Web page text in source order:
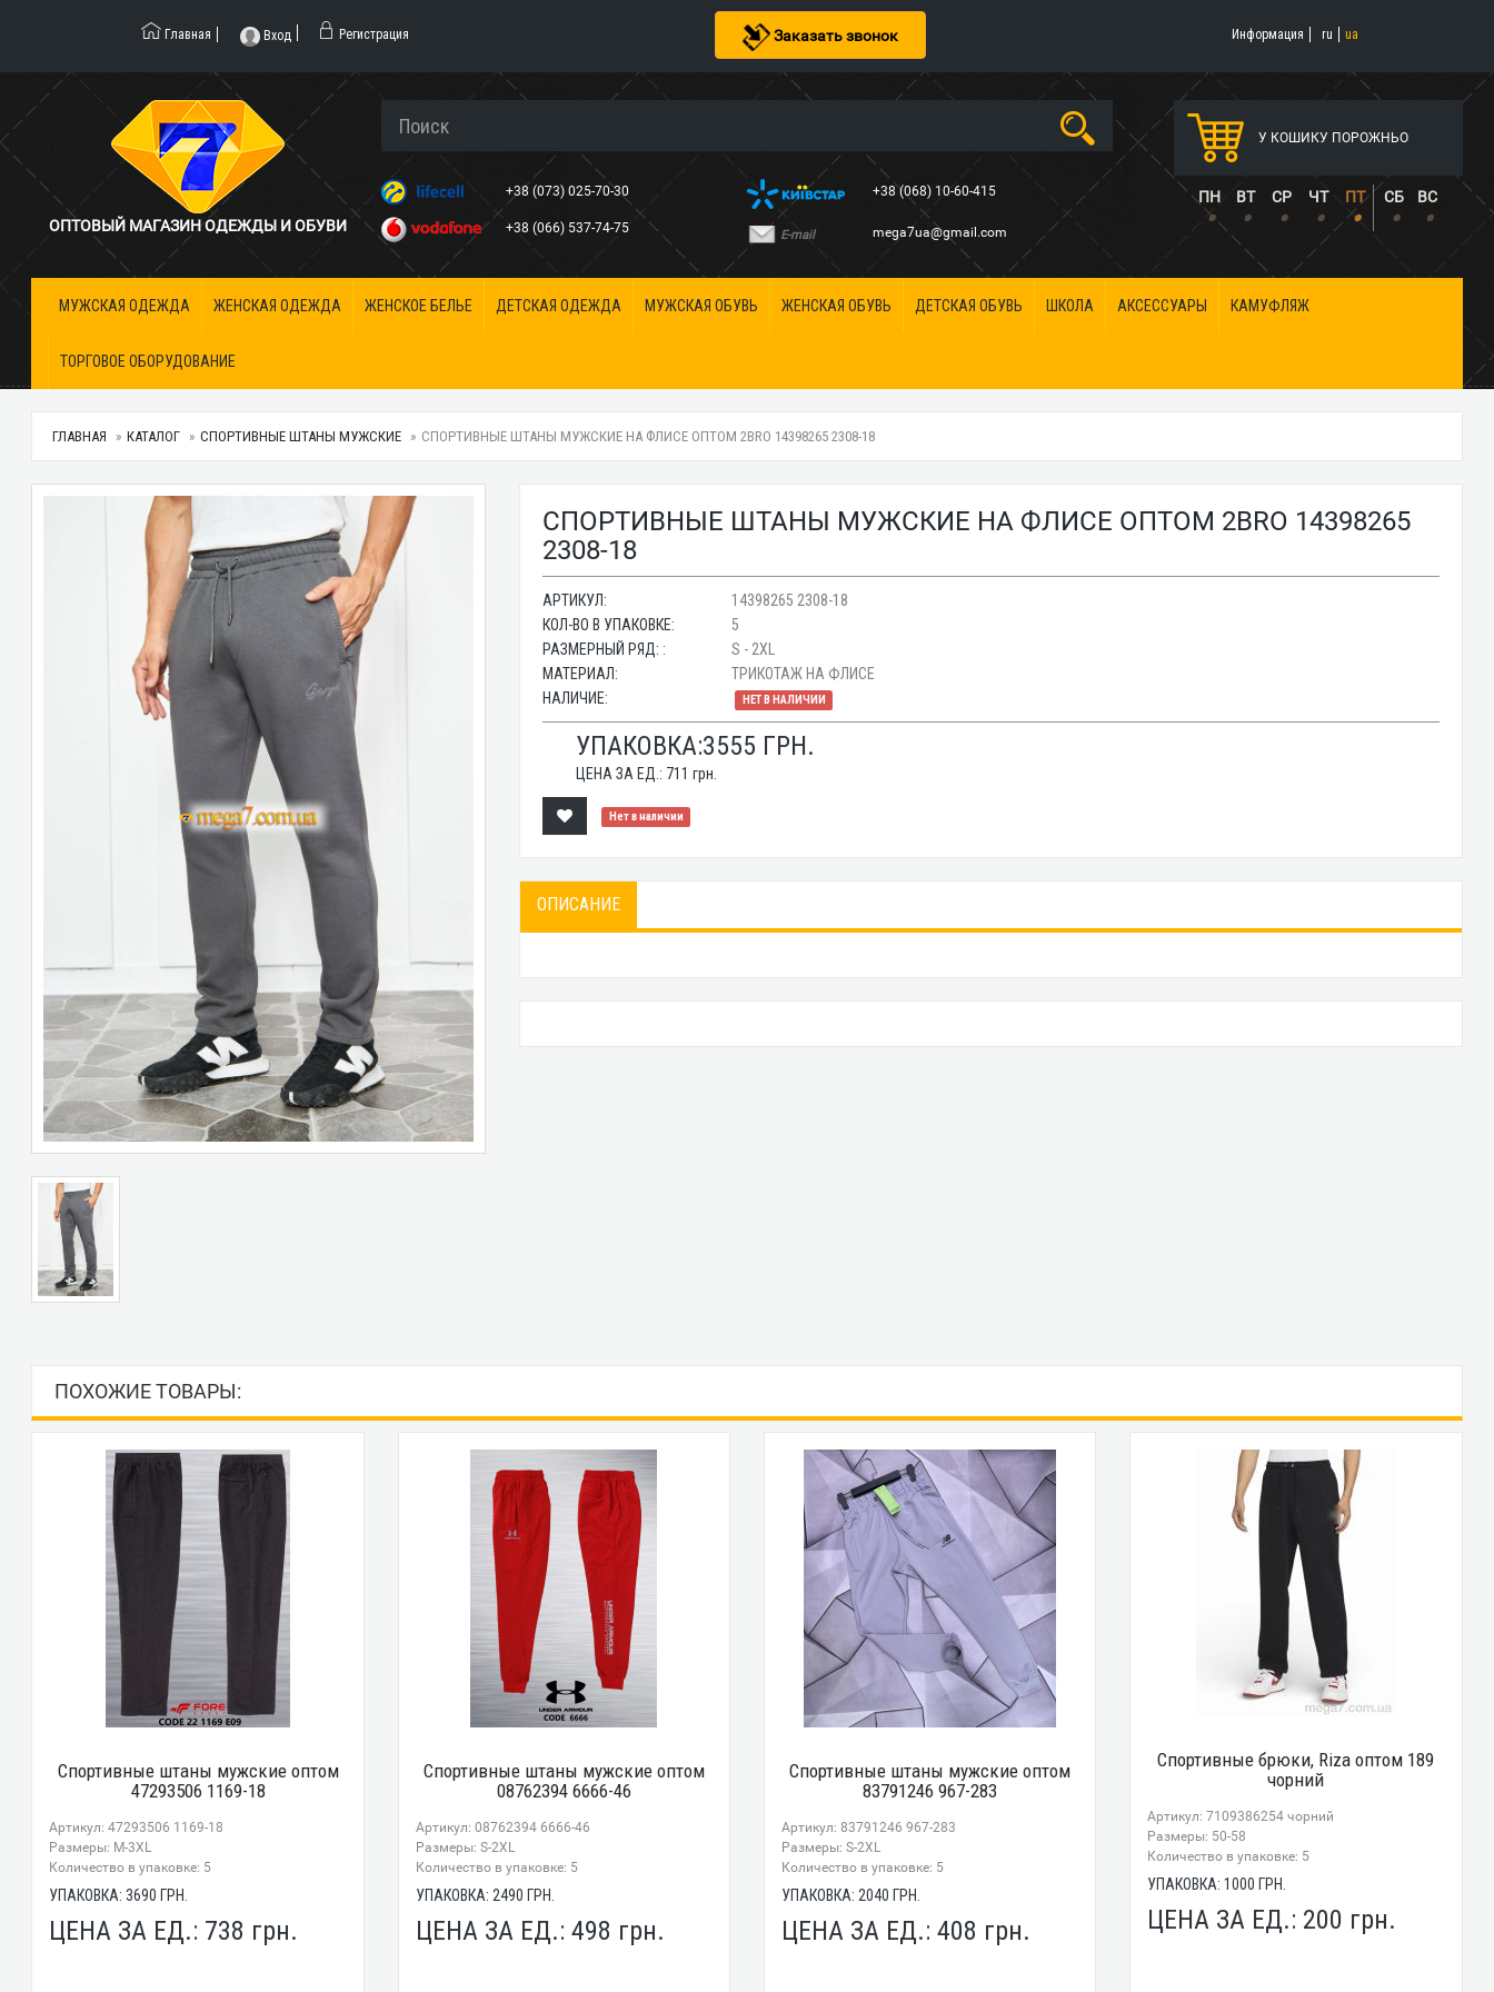
Заказать звонок
Главная Вход Регистрация Информация ru ua
ОПТОВЫЙ МАГАЗИН ОДЕЖДЫ И ОБУВИ
+38 (073) 025-70-30
+38 (066) 537-74-75
+38 (068) 10-60-415
E-mail mega7ua@gmail.com
У КОШИКУ ПОРОЖНЬО
ПН ВТ СР ЧТ ПТ СБ ВС
• • • • • • •
МУЖСКАЯ ОДЕЖДА ЖЕНСКАЯ ОДЕЖДА ЖЕНСКОЕ БЕЛЬЕ ДЕТСКАЯ ОДЕЖДА МУЖСКАЯ ОБУВЬ ЖЕНСКАЯ ОБУВЬ ДЕТСКАЯ ОБУВЬ ШКОЛА АКСЕССУАРЫ КАМУФЛЯЖ
ТОРГОВОЕ ОБОРУДОВАНИЕ
ГЛАВНАЯ КАТАЛОГ СПОРТИВНЫЕ ШТАНЫ МУЖСКИЕ СПОРТИВНЫЕ ШТАНЫ МУЖСКИЕ НА ФЛИСЕ ОПТОМ 2BRO 14398265 2308-18
СПОРТИВНЫЕ ШТАНЫ МУЖСКИЕ НА ФЛИСЕ ОПТОМ 2BRO 14398265
2308-18
АРТИКУЛ:
14398265 2308-18
КОЛ-ВО В УПАКОВКЕ:
5
РАЗМЕРНЫЙ РЯД: :
S - 2XL
МАТЕРИАЛ:
ТРИКОТАЖ НА ФЛИСЕ
НАЛИЧИЕ:
НЕТ В НАЛИЧИИ
УПАКОВКА:3555 ГРН.
ЦЕНА ЗА ЕД.: 711 грн.
Нет в наличии
ОПИСАНИЕ
ПОХОЖИЕ ТОВАРЫ:
Спортивные штаны мужские оптом
47293506 1169-18
Артикул: 47293506 1169-18
Размеры: М-3XL
Количество в упаковке: 5
УПАКОВКА:3690ГРН.
ЦЕНА ЗА ЕД.: 738 грн.
Спортивные штаны мужские оптом
08762394 6666-46
Артикул: 08762394 6666-46
Размеры: S-2XL
Количество в упаковке: 5
УПАКОВКА: 2490 ГРН.
ЦЕНА ЗА ЕД.: 498 грн.
Спортивные штаны мужские оптом
83791246 967-283
Артикул: 83791246 967-283
Размеры: S-2XL
Количество в упаковке: 5
УПАКОВКА: 2040 ГРН.
ЦЕНА ЗА ЕД.: 408 грн.
Спортивные брюки, Riza оптом 189
чорний
Артикул: 7109386254 чорний
Размеры: 50-58
Количество в упаковке: 5
УПАКОВКА:1000ГРН.
ЦЕНА ЗА ЕД.: 200 грн.